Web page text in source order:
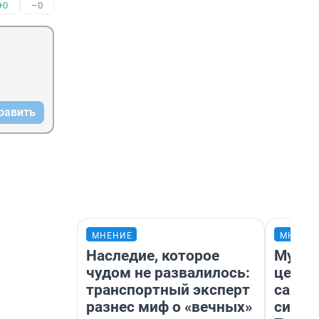
–0
МНЕНИЕ
Наследие, которое
чудом не развалилось:
транспортный эксперт
разнес миф о «вечных»